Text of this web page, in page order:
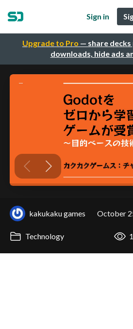
Upgrade to Pro — share
downloads, hide ads
Sign in
kakukaku games October
Technology